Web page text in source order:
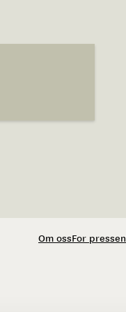
Om ossFor pressen